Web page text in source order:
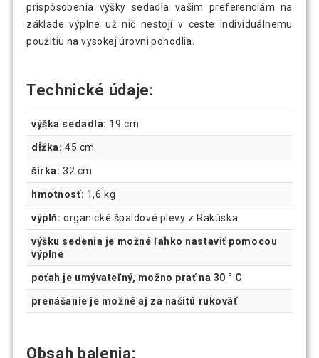
prispôsobenia výšky sedadla vašim preferenciám na
základe výplne už nič nestojí v ceste individuálnemu
použitiu na vysokej úrovni pohodlia.
Technické údaje:
výška sedadla: 19 cm
dĺžka: 45 cm
šírka: 32 cm
hmotnosť: 1,6 kg
výplň: organické špaldové plevy z Rakúska
výšku sedenia je možné ľahko nastaviť pomocou
výplne
poťah je umývateľný, možno prať na 30 ° C
prenášanie je možné aj za našitú rukoväť
Obsah balenia: